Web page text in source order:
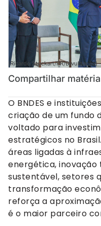
(Ricardo Stuckart/PR/Divulgação)
Compartilhar matéria
O BNDES e
criação de um fundo
voltado para
estratégicos no
áreas ligadas à
energética,
sustentável, setores
transformação
reforça a
é o maior parceiro